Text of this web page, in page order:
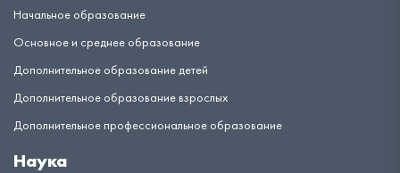
Начальное образование
Основное и среднее образование
Дополнительное образование детей
Дополнительное образование взрослых
Дополнительное профессиональное образование
Наука